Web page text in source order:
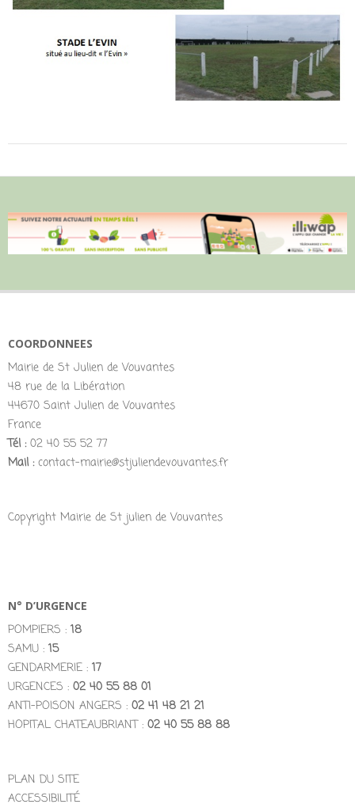
COORDONNEES
Mairie de St Julien de Vouvantes
48 rue de la Libération
44670 Saint Julien de Vouvantes
France
Tél :02 40 55 52 77
Mail :contact-mairie@stjuliendevouvantes.fr
Copyright Mairie de St julien de Vouvantes
N° D’URGENCE
POMPIERS : 18
SAMU : 15
GENDARMERIE : 17
URGENCES : 02 40 55 88 01
ANTI-POISON ANGERS : 02 41 48 21 21
HOPITAL CHATEAUBRIANT : 02 40 55 88 88
PLAN DU SITE
ACCESSIBILITÉ